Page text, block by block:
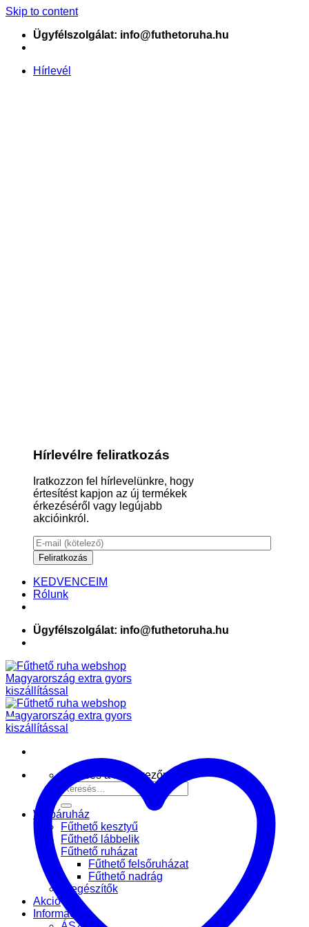
Skip to content
Ügyfélszolgálat: info@futhetoruha.hu
Hírlevél
Hírlevélre feliratkozás
Iratkozzon fel hírlevelünkre, hogy
értesítést kapjon az új termékek
érkezéséről vagy legújabb
akcióinkról.
KEDVENCEIM
Rólunk
Ügyfélszolgálat: info@futhetoruha.hu
Keresés a következőre:
Webáruház
Fűthető kesztyű
Fűthető lábbelik
Fűthető ruházat
Fűthető felsőruházat
Fűthető nadrág
Kiegészítők
Akció
Információk